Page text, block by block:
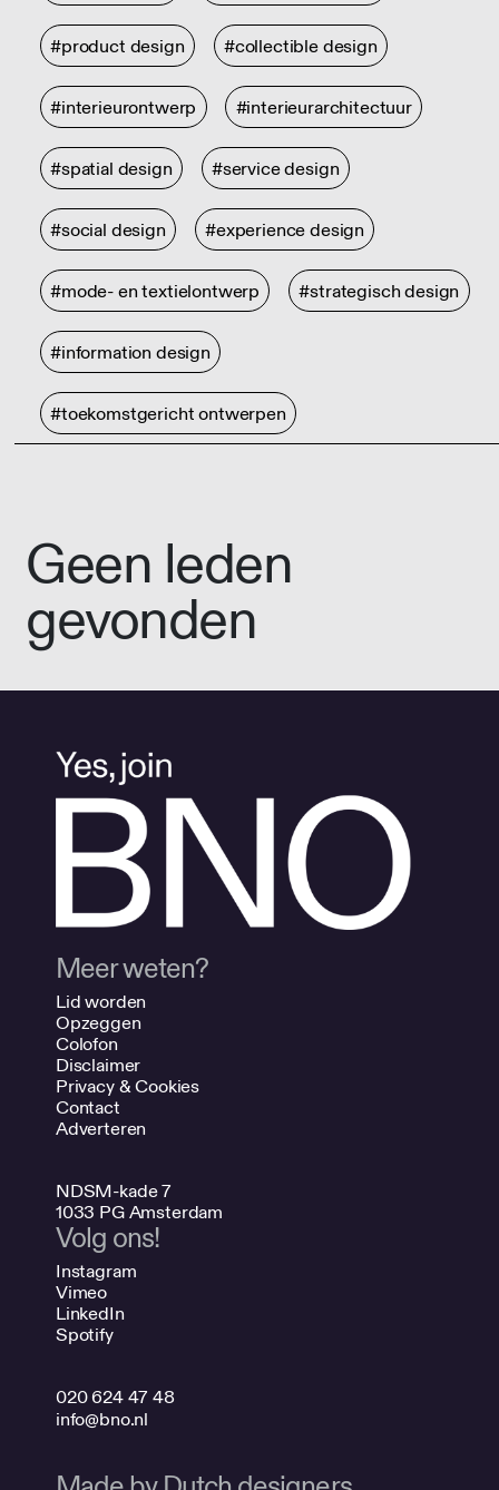
#product design #collectible design
#interieurontwerp #interieurarchitectuur
#spatial design #service design
#social design #experience design
#mode- en textielontwerp #strategisch design
#information design
#toekomstgericht ontwerpen
Geen leden
gevonden
Meer weten?
Lid worden
Opzeggen
Colofon
Disclaimer
Privacy & Cookies
Contact
Adverteren
NDSM-kade 7
1033 PG Amsterdam
Volg ons!
Instagram
Vimeo
LinkedIn
Spotify
020 624 47 48
info@bno.nl